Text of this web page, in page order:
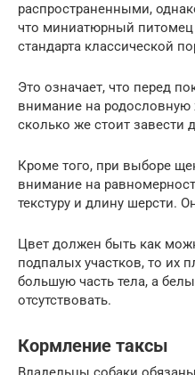
распространенными,
что миниатюрный питомец
стандарта классической
Это означает, что перед
внимание на
сколько же стоит завести
Кроме того, при выборе
внимание на
текстуру и длину шерсти.
Цвет должен быть как
подпалых участков, то их
большую часть тела, а
отсутствовать.
Кормление таксы